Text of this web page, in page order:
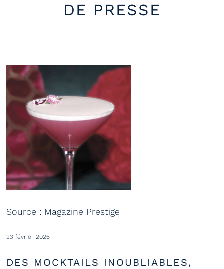
DE PRESSE
Source : Magazine Prestige
23 février 2026
DES MOCKTAILS INOUBLIABLES,